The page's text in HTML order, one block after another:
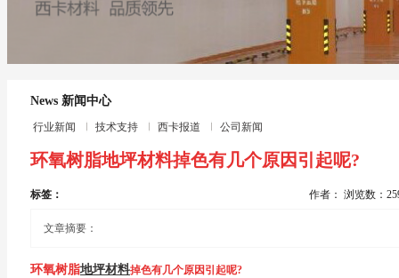
News 新闻中心
行业新闻 技术支持 西卡报道 公司新闻
环氧树脂地坪材料掉色有几个原因引起呢?
标签： 作者： 浏览数：
文章摘要：
环氧树脂地坪材料掉色有几个原因引起呢?